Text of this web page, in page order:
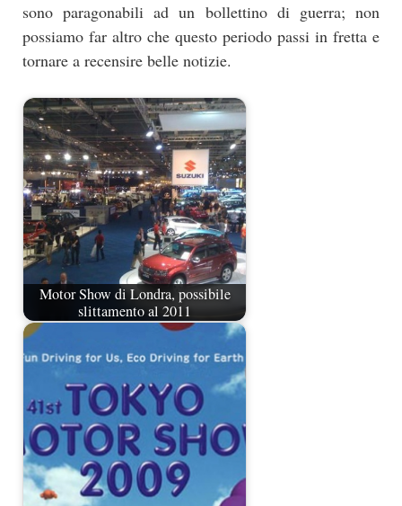
sono paragonabili ad un bollettino di guerra; non
possiamo far altro che questo periodo passi in fretta e
tornare a recensire belle notizie.
Motor Show di Londra, possibile
slittamento al 2011